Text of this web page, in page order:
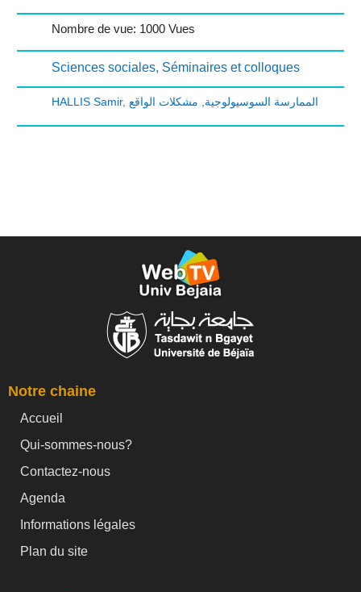
Nombre de vue: 1000 Vues
Sciences sociales, Séminaires et colloques
HALLIS Samir, الممارسة السوسيولوجية مشكلات الواقع
Notre chaine
Accueil
Qui-sommes-nous?
Contactez-nous
Agenda
Informations légales
Plan du site